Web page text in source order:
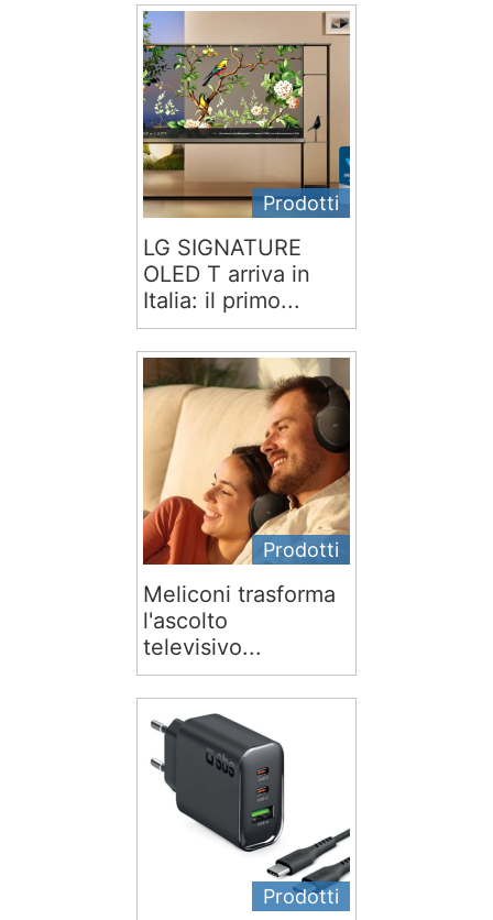
Prodotti
LG SIGNATURE
OLED T arriva in
Italia: il primo...
Prodotti
Meliconi trasforma
l'ascolto
televisivo...
Prodotti